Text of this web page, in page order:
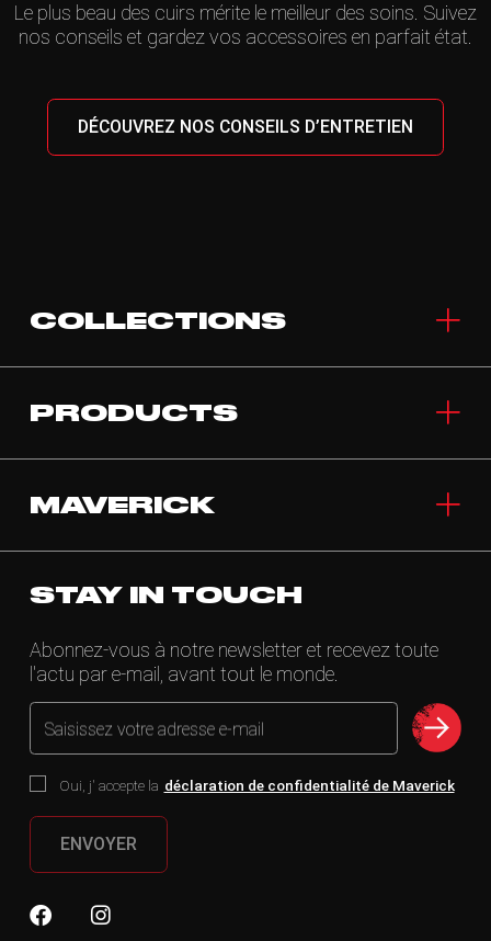
Le plus beau des cuirs mérite le meilleur des soins. Suivez
nos conseils et gardez vos accessoires en parfait état.
DÉCOUVREZ NOS CONSEILS D’ENTRETIEN
COLLECTIONS
PRODUCTS
MAVERICK
STAY IN TOUCH
Abonnez-vous à notre newsletter et recevez toute
l'actu par e-mail, avant tout le monde.
Saisissez votre adresse e-mail
Oui, j' accepte la déclaration de confidentialité de Maverick
ENVOYER